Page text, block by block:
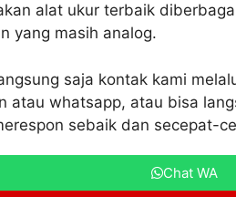
alat ukur terbaik
yang masih analog.
saja kontak kami
atau whatsapp, atau bisa
sebaik dan secepat-
Chat WA